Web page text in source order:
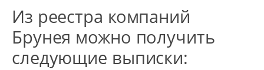
Из реестра компаний
Брунея можно получить
следующие выписки: